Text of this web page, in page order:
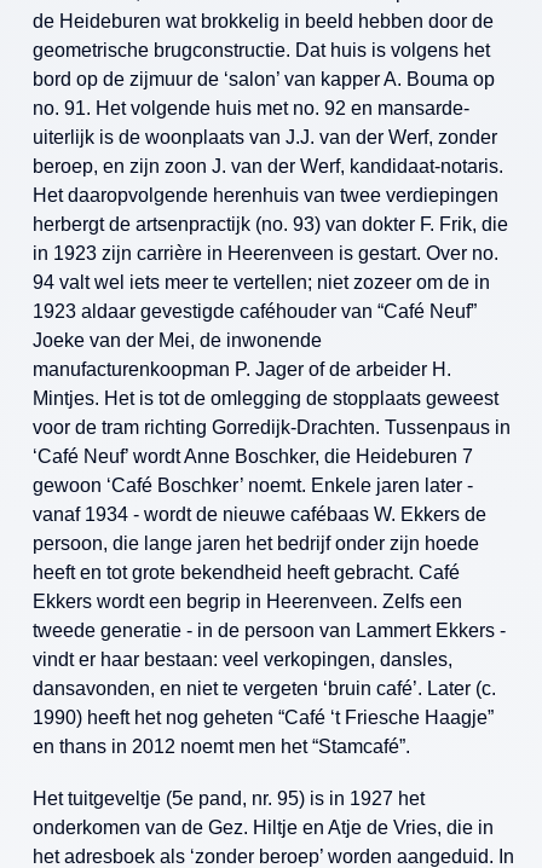
de Heideburen wat brokkelig in beeld hebben door de
geometrische brugconstructie. Dat huis is volgens het
bord op de zijmuur de ‘salon’ van kapper A. Bouma op
no. 91. Het volgende huis met no. 92 en mansarde-
uiterlijk is de woonplaats van J.J. van der Werf, zonder
beroep, en zijn zoon J. van der Werf, kandidaat-notaris.
Het daaropvolgende herenhuis van twee verdiepingen
herbergt de artsenpractijk (no. 93) van dokter F. Frik, die
in 1923 zijn carrière in Heerenveen is gestart. Over no.
94 valt wel iets meer te vertellen; niet zozeer om de in
1923 aldaar gevestigde caféhouder van “Café Neuf”
Joeke van der Mei, de inwonende
manufacturenkoopman P. Jager of de arbeider H.
Mintjes. Het is tot de omlegging de stopplaats geweest
voor de tram richting Gorredijk-Drachten. Tussenpaus in
‘Café Neuf’ wordt Anne Boschker, die Heideburen 7
gewoon ‘Café Boschker’ noemt. Enkele jaren later -
vanaf 1934 - wordt de nieuwe cafébaas W. Ekkers de
persoon, die lange jaren het bedrijf onder zijn hoede
heeft en tot grote bekendheid heeft gebracht. Café
Ekkers wordt een begrip in Heerenveen. Zelfs een
tweede generatie - in de persoon van Lammert Ekkers -
vindt er haar bestaan: veel verkopingen, dansles,
dansavonden, en niet te vergeten ‘bruin café’. Later (c.
1990) heeft het nog geheten “Café ‘t Friesche Haagje”
en thans in 2012 noemt men het “Stamcafé”.
Het tuitgeveltje (5e pand, nr. 95) is in 1927 het
onderkomen van de Gez. Hiltje en Atje de Vries, die in
het adresboek als ‘zonder beroep’ worden aangeduid. In